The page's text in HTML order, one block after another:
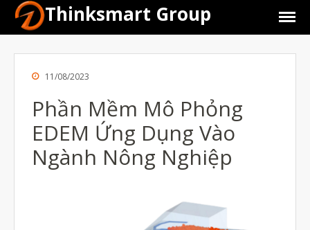
Trang Chủ
Thinksmart Group
11/08/2023
Phần Mềm Mô Phỏng
EDEM Ứng Dụng Vào
Ngành Nông Nghiệp